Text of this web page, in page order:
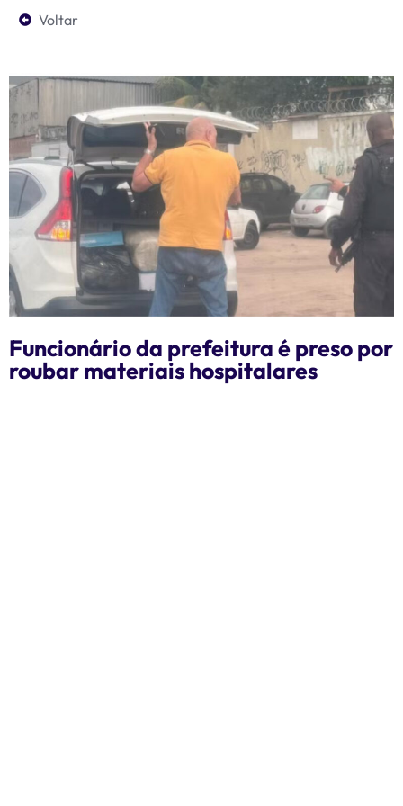
Voltar
Funcionário da prefeitura é preso por
roubar materiais hospitalares